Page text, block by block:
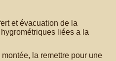
et évacuation de la
liées a la
la remettre pour une